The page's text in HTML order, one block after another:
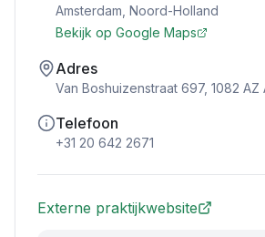
Amsterdam Noord-Holland
Bekijk op Google Maps
Adres
Van Boshuizenstraat 697, 1082 AZ
Telefoon
+31 20 642 2671
Externe praktijkwebsite